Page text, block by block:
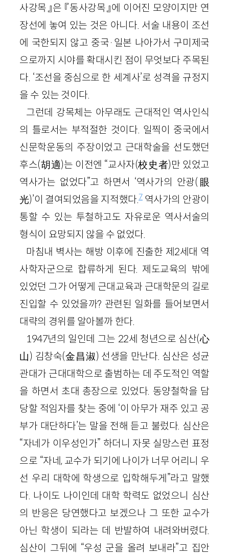
사강목』은 『동사강목』에 이어진 모양이지만 연
장선에 놓여 있는 것은 아니다. 서술 내용이 조선
에 국한되지 않고 중국· 일본 나아가서 구미제국
으로까지 시야를 확대시킨 점이 무엇보다 주목된
다. ‘조선을 중심으로 한 세계사’로 성격을 규정지
을 수 있는 것이다.
그런데 강목체는 아무래도 근대적인 역사인식
의 틀로서는 부적절한 것이다. 일찍이 중국에서
신문학운동의 주장이었고 근대학술을 선도했던
후스(胡適)는 이전엔 “교사자(校史者)만 있었고
역사가는 없었다”고 하면서 ‘역사가의 안광( 眼
光)’이 결여되었음을 지적했다.7역사가의 안광이
통할 수 있는 투철하고도 자유로운 역사서술의
형식이 요망되지 않을 수 없었다.
마침내 벽사는 해방 이후에 진출한 제2세대 역
사학자군으로 합류하게 된다. 제도교육의 밖에
있었던 그가 어떻게 근대교육과 근대학문의 길로
진입할 수 있었을까? 관련된 일화를 들어보면서
대략의 경위를 알아볼까 한다.
1947년의 일인데 그는 22세 청년으로 심산(心
山) 김창숙(金昌淑) 선생을 만난다. 심산은 성균
관대가 근대대학으로 출범하는 데 주도적인 역할
을 하면서 초대 총장으로 있었다. 동양철학을 담
당할 적임자를 찾는 중에 ‘이 아무가 재주 있고 공
부가 대단하다’는 말을 전해 듣고 불렀다. 심산은
“자네가 이우성인가” 하더니 자못 실망스런 표정
으로 “자네, 교수가 되기에 나이가 너무 어리니 우
선 우리 대학에 학생으로 입학해두게”라고 말했
다. 나이도 나이인데 대학 학력도 없었으니 심산
의 반응은 당연했다고 보겠으나 그 또한 교수가
아닌 학생이 되라는 데 반발하여 내려와버렸다.
심산이 그뒤에 “우성 군을 올려 보내라”고 집안